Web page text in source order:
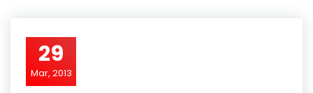
29
Mar, 2013